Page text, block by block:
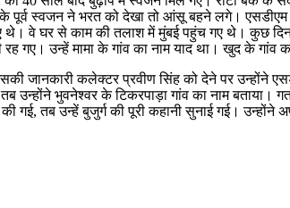
स्वजन ने भरत को देखा तो आंसू बहने लगे।
थे। वे घर से काम की तलाश में मुंबई पहुंच गए थे। कुछ
गए। उन्हें मामा के गांव का नाम याद था। खुद के गांव
जानकारी कलेक्टर प्रवीण सिंह को देने पर उन्होंने
उन्होंने भुवनेश्वर के टिकरपाड़ा गांव का नाम
गई, तब उन्हें बुजुर्ग की पूरी कहानी सुनाई गई।